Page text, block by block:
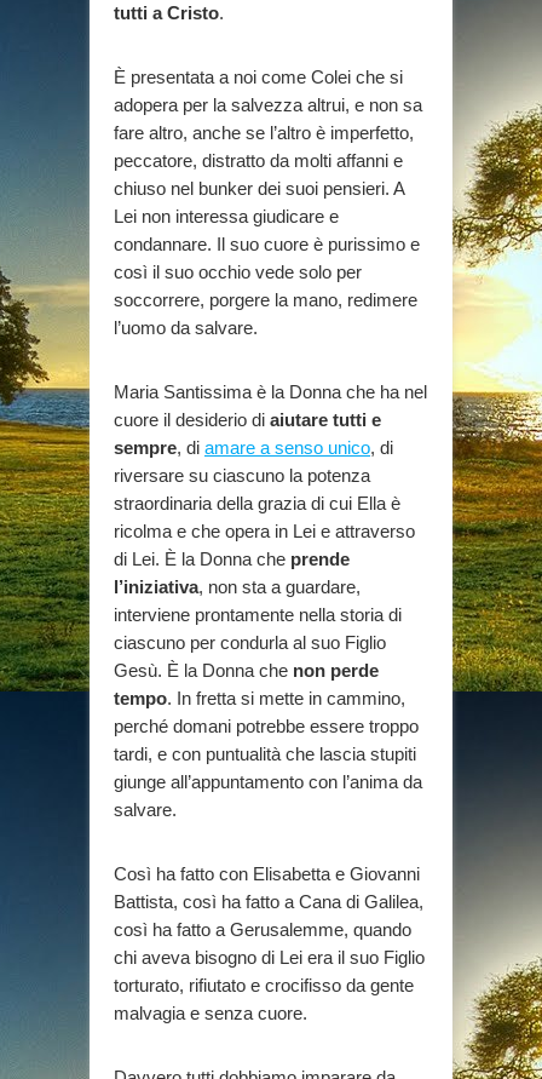
tutti a Cristo.
È presentata a noi come Colei che si
adopera per la salvezza altrui, e non sa
fare altro, anche se l’altro è imperfetto,
peccatore, distratto da molti affanni e
chiuso nel bunker dei suoi pensieri. A
Lei non interessa giudicare e
condannare. Il suo cuore è purissimo e
così il suo occhio vede solo per
soccorrere, porgere la mano, redimere
l’uomo da salvare.
Maria Santissima è la Donna che ha nel
cuore il desiderio di aiutare tutti e
sempre, di amare a senso unico, di
riversare su ciascuno la potenza
straordinaria della grazia di cui Ella è
ricolma e che opera in Lei e attraverso
di Lei. È la Donna che prende
l’iniziativa, non sta a guardare,
interviene prontamente nella storia di
ciascuno per condurla al suo Figlio
Gesù. È la Donna che non perde
tempo. In fretta si mette in cammino,
perché domani potrebbe essere troppo
tardi, e con puntualità che lascia stupiti
giunge all’appuntamento con l’anima da
salvare.
Così ha fatto con Elisabetta e Giovanni
Battista, così ha fatto a Cana di Galilea,
così ha fatto a Gerusalemme, quando
chi aveva bisogno di Lei era il suo Figlio
torturato, rifiutato e crocifisso da gente
malvagia e senza cuore.